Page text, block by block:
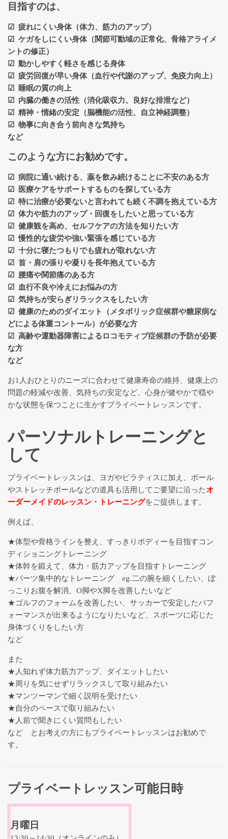
現在満席 【月謝制】月２回コー
ス
五感を育む kidsアート×ヨガ
*YogArt*
YogArtギャラリー
リストラティブヨガ１Day講座
リストラティブヨガ指導者養成講
座について
対面（札幌）リクエスト開催・リ
養成講座 受講生の声
乳がんのためのヨガ
かなえるワーク
目指すのは、
☑ 疲れにくい身体（体力、筋力のアップ）
☑ ケガをしにくい身体（関節可動域の正常化、骨格アライメ
ントの修正）
☑ 動かしやすく軽さを感じる身体
☑ 疲労回復が早い身体（血行や代謝のアップ、免疫力向上）
☑ 睡眠の質の向上
☑ 内臓の働きの活性（消化吸収力、良好な排泄など）
☑ 精神・情緒の安定（脳機能の活性、自立神経調整）
☑ 物事に向き合う前向きな気持ち
など
このような方にお勧めです。
☑ 病院に通い続ける、薬を飲み続けることに不安のある方
☑ 医療ケアをサポートするものを探している方
☑ 特に治療が必要ないと言われても続く不調を抱えている方
☑ 体力や筋力のアップ・回復をしたいと思っている方
☑ 健康観を高め、セルフケアの方法を知りたい方
☑ 慢性的な疲労や強い緊張を感じている方
☑ 十分に寝たつもりでも疲れが取れない方
☑ 首・肩の張りや凝りを長年抱えている方
☑ 腰痛や関節痛のある方
☑ 血行不良や冷えにお悩みの方
☑ 気持ちが安らぎリラックスをしたい方
☑ 健康のためのダイエット（メタボリック症候群や糖尿病な
どによる体重コントール）が必要な方
☑ 高齢や運動器障害によるロコモティブ症候群の予防が必要
な方
など
お1人おひとりのニーズに合わせて健康寿命の維持、健康上の
問題の軽減や改善、気持ちの安定など、心身が健やかで穏や
かな状態を保つことに生かすプライベートレッスンです。
パーソナルトレーニングと
して
プライベートレッスンは、ヨガやピラティスに加え、ボール
やストレッチポールなどの道具も活用してご要望に沿ったオ
ーダーメイドのレッスン・トレーニングをご提供します。
例えば、
★体型や骨格ラインを整え、すっきりボディーを目指すコン
ディショニングトレーニング
★体幹を鍛えて、体力・筋力アップを目指すトレーニング
★パーツ集中的なトレーニング eg.二の腕を細くしたい、ぽ
っこりお腹を解消、O脚やX脚を改善したいなど
★ゴルフのフォームを改善したい、サッカーで安定したパフ
ォーマンスが出来るようになりたいなど、スポーツに応じた
身体づくりをしたい方
など
また
★人知れず体力筋力アップ、ダイエットしたい
★周りを気にせずリラックスして取り組みたい
★マンツーマンで細く説明を受けたい
★自分のペースで取り組みたい
★人前で聞きにくい質問もしたい
など とお考えの方にもプライベートレッスンはお勧めで
す。
プライベートレッスン可能日時
月曜 日